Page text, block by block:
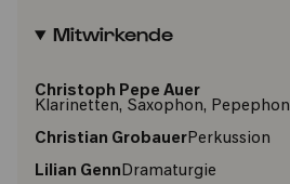
Mitwirkende
Christoph Pepe Auer
Klarinetten, Saxophon, Pepephon
Christian GrobauerPerkussion
Lilian GennDramaturgie